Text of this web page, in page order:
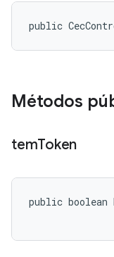
public
Métodos
temToken
public boolean